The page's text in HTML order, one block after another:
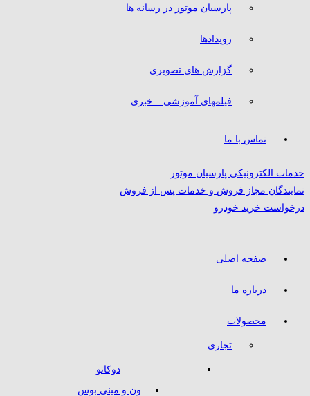
پارسیان موتور در رسانه ها
رویدادها
گزارش های تصویری
فیلمهای آموزشی – خبری
تماس با ما
خدمات الکترونیکی پارسیان موتور
نمایندگان مجاز فروش و خدمات پس از فروش
درخواست خرید خودرو
صفحه اصلی
درباره ما
محصولات
تجاری
دوکاتو
ون و مینی بوس